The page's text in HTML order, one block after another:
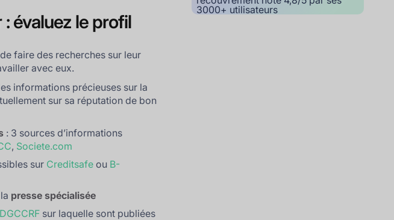
: évaluez le profil
faire des recherches sur leur
avec eux.
informations précieuses sur la
sur sa réputation de bon
: 3 sources d’informations
, Societe.com
sur Creditsafe ou B-
presse spécialisée
sur laquelle sont publiées